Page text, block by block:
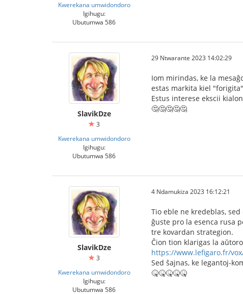
Kwerekana umwidondoro
Igihugu:
Ubutumwa 586
SlavikDze
3
Kwerekana umwidondoro
Igihugu:
Ubutumwa 586
29 Ntwarante 2023 14:02:29
Iom mirindas, ke la
estas markita kiel
Estus interese ekscii
🤔🤔🤔🤔🤔
SlavikDze
3
Kwerekana umwidondoro
Igihugu:
Ubutumwa 586
4 Ndamukiza 2023 16:12:21
Tio eble ne kredeblas,
ĝuste pro la esenca rusa
tre kovardan strategion.
Ĉion tion klarigas la
https://www.lefigaro.fr/
Sed ŝajnas, ke legantoj-
🤒🤒🤒🤒🤒